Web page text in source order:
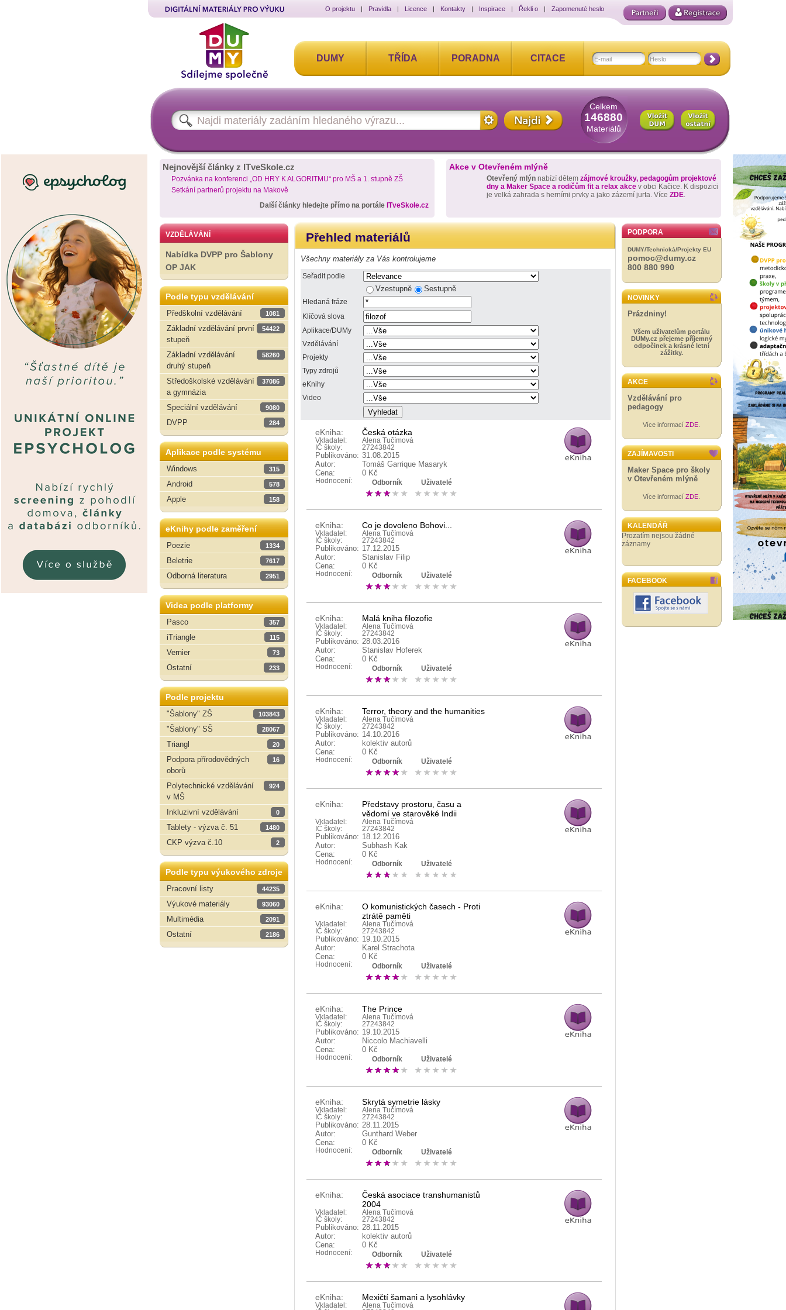
O projektu | Pravidla | Licence | Kontakty | Inspirace | Řekli o | Zapomenuté heslo
DUMY TŘÍDA PORADNA CITACE
Celkem
146880
Materiálů
Nejnovější články z ITveSkole.cz
Pozvánka na konferenci „OD HRY K ALGORITMU“ pro MŠ a 1. stupně ZŠ
Setkání partnerů projektu na Makově
Další články hledejte přímo na portále ITveSkole.cz
Akce v Otevřeném mlýně
Otevřený mlýn nabízí dětem zájmové kroužky, pedagogům projektové
dny a Maker Space a rodičům fit a relax akce v obci Kačice. K dispozici
je velká zahrada s herními prvky a jako zázemí jurta. Více ZDE.
VZDĚLÁVÁNÍ
Nabídka DVPP pro Šablony
OP JAK
Podle typu vzdělávání
Předškolní vzdělávání
1081
Základní vzdělávání první
stupeň
54422
Základní vzdělávání
druhý stupeň
58260
Středoškolské vzdělávání
a gymnázia
37086
Speciální vzdělávání 9080
DVPP 284
Aplikace podle systému
Windows
315
Android 578
Apple 158
eKnihy podle zaměření
Poezie
1334
Beletrie 7617
Odborná literatura 2951
Videa podle platformy
Pasco
357
iTriangle 115
Vernier 73
Ostatní 233
Podle projektu
"Šablony" ZŠ
103843
"Šablony" SŠ 28067
Triangl 20
Podpora přírodovědných
oborů
16
Polytechnické vzdělávání
v MŠ
924
Inkluzivní vzdělávání 0
Tablety - výzva č. 51 1480
CKP výzva č.10 2
Podle typu výukového zdroje
Pracovní listy
44235
Výukové materiály 93060
Multimédia 2091
Ostatní 2186
Přehled materiálů
Všechny materiály za Vás kontrolujeme
Seřadit podle
Vzestupně Sestupně
Hledaná fráze
Klíčová slova
Aplikace/DUMy
Vzdělávání
Projekty
Typy zdrojů
eKnihy
Video
eKniha: Česká otázka
Vkladatel:
Alena Tučímová
IČ školy:
27243842
Publikováno: 31.08.2015
Autor:
Tomáš Garrique Masaryk
Cena:
0 Kč
Hodnocení: Odborník Uživatelé
eKniha: Co je dovoleno Bohovi...
Vkladatel:
Alena Tučímová
IČ školy:
27243842
Publikováno: 17.12.2015
Autor:
Stanislav Filip
Cena:
0 Kč
Hodnocení: Odborník Uživatelé
eKniha: Malá kniha filozofie
Vkladatel:
Alena Tučímová
IČ školy:
27243842
Publikováno: 28.03.2016
Autor:
Stanislav Hoferek
Cena:
0 Kč
Hodnocení: Odborník Uživatelé
eKniha: Terror, theory and the humanities
Vkladatel:
Alena Tučímová
IČ školy:
27243842
Publikováno: 14.10.2016
Autor:
kolektiv autorů
Cena:
0 Kč
Hodnocení: Odborník Uživatelé
eKniha:
Představy prostoru, času a
vědomí ve starověké Indii
Vkladatel:
Alena Tučímová
IČ školy:
27243842
Publikováno: 18.12.2016
Autor:
Subhash Kak
Cena:
0 Kč
Hodnocení: Odborník Uživatelé
eKniha:
O komunistických časech - Proti
ztrátě paměti
Vkladatel:
Alena Tučímová
IČ školy:
27243842
Publikováno: 19.10.2015
Autor:
Karel Strachota
Cena:
0 Kč
Hodnocení: Odborník Uživatelé
eKniha: The Prince
Vkladatel:
Alena Tučímová
IČ školy:
27243842
Publikováno: 19.10.2015
Autor:
Niccolo Machiavelli
Cena:
0 Kč
Hodnocení: Odborník Uživatelé
eKniha: Skrytá symetrie lásky
Vkladatel:
Alena Tučímová
IČ školy:
27243842
Publikováno: 28.11.2015
Autor:
Gunthard Weber
Cena:
0 Kč
Hodnocení: Odborník Uživatelé
eKniha:
Česká asociace transhumanistů
2004
Vkladatel:
Alena Tučímová
IČ školy:
27243842
Publikováno: 28.11.2015
Autor:
kolektiv autorů
Cena:
0 Kč
Hodnocení: Odborník Uživatelé
eKniha: Mexičtí šamani a lysohlávky
Vkladatel:
Alena Tučímová
PODPORA
DUMY/Technická/Projekty EU
pomoc@dumy.cz
800 880 990
NOVINKY
Prázdniny!
Všem uživatelům portálu
DUMy.cz přejeme příjemný
odpočinek a krásné letní
zážitky.
AKCE
Vzdělávání pro
pedagogy
Více informací ZDE
ZAJÍMAVOSTI
Maker Space pro školy
v Otevřeném mlýně
Více informací ZDE
KALENDÁŘ
Prozatím nejsou žádné
záznamy
FACEBOOK